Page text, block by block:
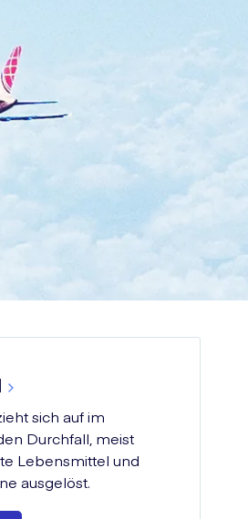
sich auf im
Durchfall, meist
Lebensmittel und
ausgelöst.